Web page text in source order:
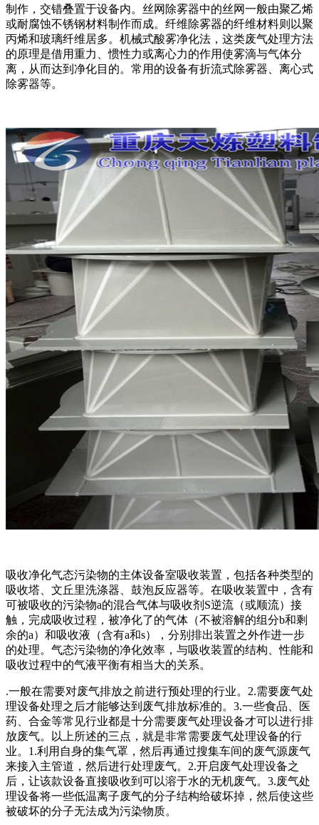
制作，交错叠置于设备内。丝网除雾器中的丝网一般由聚乙烯
或耐腐蚀不锈钢材料制作而成。纤维除雾器的纤维材料则以聚
丙烯和玻璃纤维居多。机械式酸雾净化法，这类废气处理方法
的原理是借用重力、惯性力或离心力的作用使雾滴与气体分
离，从而达到净化目的。常用的设备有折流式除雾器、离心式
除雾器等。
吸收净化气态污染物的主体设备室吸收装置，包括各种类型的
吸收塔、文丘里洗涤器、鼓泡反应器等。在吸收装置中，含有
可被吸收的污染物a的混合气体与吸收剂S逆流（或顺流）接
触，完成吸收过程，被净化了的气体（不被溶解的组分b和剩
余的a）和吸收液（含有a和s），分别排出装置之外作进一步
的处理。气态污染物的净化效率，与吸收装置的结构、性能和
吸收过程中的气液平衡有相当大的关系。
.一般在需要对废气排放之前进行预处理的行业。2.需要废气处
理设备处理之后才能够达到废气排放标准的。3.一些食品、医
药、合金等常见行业都是十分需要废气处理设备才可以进行排
放废气。以上所述的三点，就是非常需要废气处理设备的行
业。1.利用自身的集气罩，然后再通过搜集车间的废气源废气
来接入主管道，然后进行处理废气。2.开启废气处理设备之
后，让该款设备直接吸收到可以溶于水的无机废气。3.废气处
理设备将一些低温离子废气的分子结构给破坏掉，然后使这些
被破坏的分子无法成为污染物质。